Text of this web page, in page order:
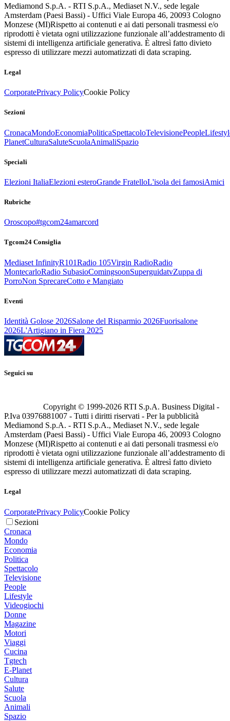
Mediamond S.p.A. - RTI S.p.A., Mediaset N.V., sede legale
Amsterdam (Paesi Bassi) - Uffici Viale Europa 46, 20093 Cologno
Monzese (MI)Rispetto ai contenuti e ai dati personali trasmessi e/o
riprodotti è vietata ogni utilizzazione funzionale all’addestramento di
sistemi di intelligenza artificiale generativa. È altresì fatto divieto
espresso di utilizzare mezzi automatizzati di data scraping.
Legal
CorporatePrivacy PolicyCookie Policy
Sezioni
CronacaMondoEconomiaPoliticaSpettacoloTelevisionePeople
PlanetCulturaSaluteScuolaAnimaliSpazio
Speciali
Elezioni ItaliaElezioni esteroGrande FratelloL'isola dei famosiAmici
Rubriche
Oroscopo#tgcom24amarcord
Tgcom24 Consiglia
Mediaset InfinityR101Radio 105Virgin RadioRadio
MontecarloRadio SubasioComingsoonSuperguidatvZuppa di
PorroNon SprecareCotto e Mangiato
Eventi
Identità Golose 2026Salone del Risparmio 2026Fuorisalone
2026L'Artigiano in Fiera 2025
Seguici su
Copyright © 1999-2026 RTI S.p.A. Business Digital -
P.Iva 03976881007 - Tutti i diritti riservati - Per la pubblicità
Mediamond S.p.A. - RTI S.p.A., Mediaset N.V., sede legale
Amsterdam (Paesi Bassi) - Uffici Viale Europa 46, 20093 Cologno
Monzese (MI)Rispetto ai contenuti e ai dati personali trasmessi e/o
riprodotti è vietata ogni utilizzazione funzionale all’addestramento di
sistemi di intelligenza artificiale generativa. È altresì fatto divieto
espresso di utilizzare mezzi automatizzati di data scraping.
Legal
CorporatePrivacy PolicyCookie Policy
Sezioni
Cronaca
Mondo
Economia
Politica
Spettacolo
Televisione
People
Lifestyle
Videogiochi
Donne
Magazine
Motori
Viaggi
Cucina
Tgtech
E-Planet
Cultura
Salute
Scuola
Animali
Spazio